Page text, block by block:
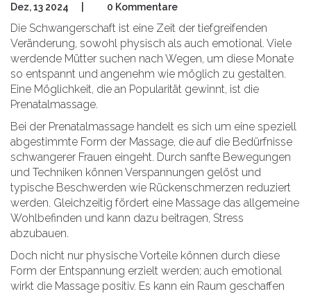
Dez, 13 2024 0 Kommentare
Die Schwangerschaft ist eine Zeit der tiefgreifenden
Veränderung, sowohl physisch als auch emotional. Viele
werdende Mütter suchen nach Wegen, um diese Monate
so entspannt und angenehm wie möglich zu gestalten.
Eine Möglichkeit, die an Popularität gewinnt, ist die
Prenatalmassage.
Bei der Prenatalmassage handelt es sich um eine speziell
abgestimmte Form der Massage, die auf die Bedürfnisse
schwangerer Frauen eingeht. Durch sanfte Bewegungen
und Techniken können Verspannungen gelöst und
typische Beschwerden wie Rückenschmerzen reduziert
werden. Gleichzeitig fördert eine Massage das allgemeine
Wohlbefinden und kann dazu beitragen, Stress
abzubauen.
Doch nicht nur physische Vorteile können durch diese
Form der Entspannung erzielt werden; auch emotional
wirkt die Massage positiv. Es kann ein Raum geschaffen